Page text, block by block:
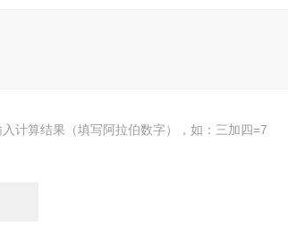
入计算结果（填写阿拉伯数字），如：三加四=7